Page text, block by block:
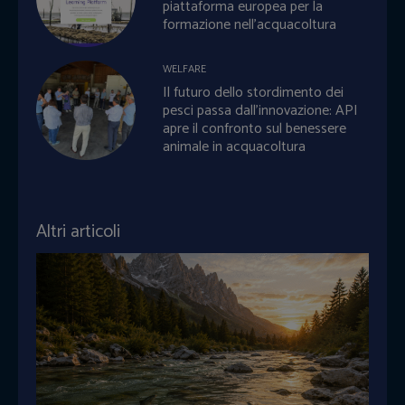
piattaforma europea per la
formazione nell’acquacoltura
WELFARE
Il futuro dello stordimento dei
pesci passa dall’innovazione: API
apre il confronto sul benessere
animale in acquacoltura
Altri articoli